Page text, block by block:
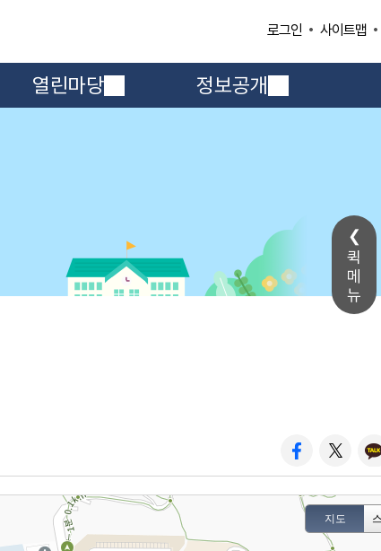
퀵
메
뉴
로그인 사이트맵
열린마당 정보공개